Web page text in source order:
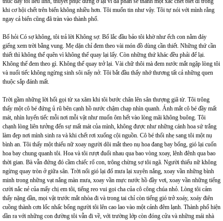
khi cơ hội chết trên biển không nhiều hơn. Tôi muốn tin như vậy. Tôi tự nói với mình rằng
ngay cả biển cũng đã tràn vào thành phố.
Bố hỏi Có sợ không, tôi trả lời Không sợ. Bố lắc đầu bảo tôi khờ như ếch con nằm đáy
giếng xem trời bằng vung. Mẹ dặn chỉ đem theo vài món đồ dùng cần thiết. Những thứ cần
thiết thì không thể quên vì không thể quay lại lấy. Còn những thứ khác đều phải để lại.
Không thể đem theo gì. Không thể quay trở lại. Vài chữ thôi mà đem nước mắt ngập lòng tôi
và nuối tiếc không ngừng sinh sôi nẩy nở. Tôi bắt đầu thấy nhớ thương tất cả những quen
thuộc sắp đánh mất.
Trời gầm những lời hối gọi từ xa xăm khi tôi bước chân lên sân thượng giã từ. Tôi trông
thấy một cô bé đứng ủ rũ bên cạnh hồ nước chậm chạp nhìn quanh. Ánh mắt cô bé đầy mất
mát, nhìn luyến tiếc mỗi nơi mỗi vật như muốn ôm hết vào lòng mãi không buông. Tôi
chạnh lòng liên tưởng đến sự mất mát của mình, không được như những cánh hoa sứ trắng
làm đẹp nơi mình sinh ra và khi chết rơi xuống cội nguồn. Cô bé thổi nhẹ sang tôi một nụ
bình an. Tôi thấy một thiếu nữ xoay người dõi mắt theo nụ hoa đang bay bổng, gió lại cuốn
hoa bay chung quanh tôi. Hoa và tôi rượt đuổi nhau qua bao vòng xoay, lênh đênh qua bao
thời gian. Bà vẫn đứng đó cầm chiếc rổ con, trông chừng sợ tôi ngã. Người thiếu nữ không
ngừng quay tròn ở giữa sân. Trời nổi gió lại đổ mưa lại xuyên nắng, xoay vần những bình
minh trong những vạt nắng màn mưa, xoay vần mực nước hồ đầy vơi, xoay vần những tiếng
cười nắc nẻ của mấy chị em tôi, tiếng reo vui gọi cha của cô công chúa nhỏ. Lòng tôi cảm
thấy nặng dần, mọi vật trước mắt nhòa đi và trong tai chỉ còn tiếng gió trở xoáy, xoáy điên
cuồng thành cơn lốc nhấc bổng người tôi lên cao lao vào một cảnh đêm lạnh. Thành phố hiện
dần ra với những con đường tôi vẫn đi về, với trường lớp còn đóng cửa và những mái nhà